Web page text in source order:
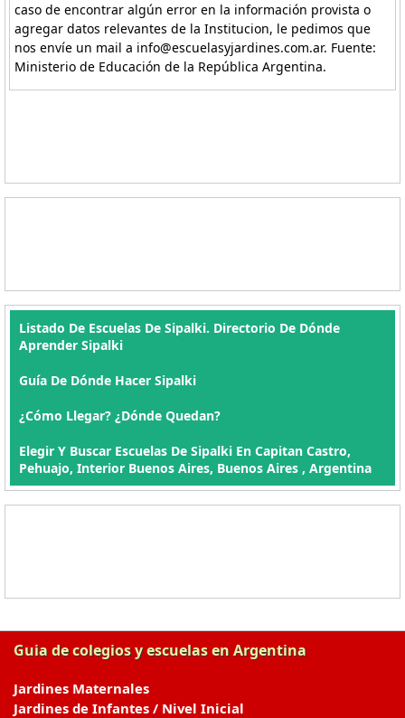
caso de encontrar algún error en la información provista o
agregar datos relevantes de la Institucion, le pedimos que
nos envíe un mail a info@escuelasyjardines.com.ar. Fuente:
Ministerio de Educación de la República Argentina.
Listado De Escuelas De Sipalki. Directorio De Dónde
Aprender Sipalki
Guía De Dónde Hacer Sipalki
¿Cómo Llegar? ¿Dónde Quedan?
Elegir Y Buscar Escuelas De Sipalki En Capitan Castro,
Pehuajo, Interior Buenos Aires, Buenos Aires , Argentina
Guia de colegios y escuelas en Argentina
Jardines Maternales
Jardines de Infantes / Nivel Inicial